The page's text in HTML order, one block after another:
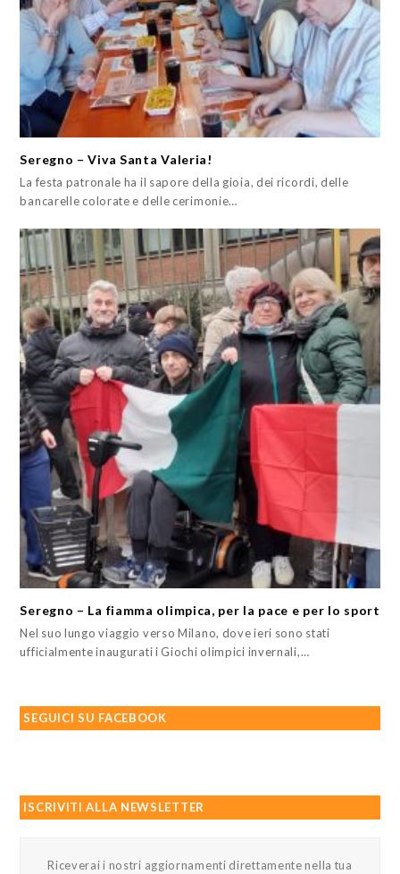
Seregno – Viva Santa Valeria!
La festa patronale ha il sapore della gioia, dei ricordi, delle
bancarelle colorate e delle cerimonie…
Seregno – La fiamma olimpica, per la pace e per lo sport
Nel suo lungo viaggio verso Milano, dove ieri sono stati
ufficialmente inaugurati i Giochi olimpici invernali,…
SEGUICI SU FACEBOOK
ISCRIVITI ALLA NEWSLETTER
Riceverai i nostri aggiornamenti direttamente nella tua